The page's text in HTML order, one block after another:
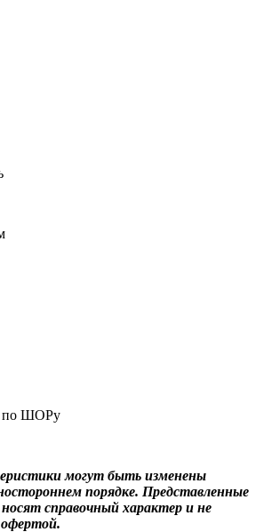
по ШОРу
могут быть изменены
порядке. Представленные
справочный характер и не